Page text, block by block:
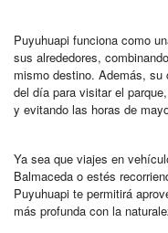
Puyuhuapi funciona como
sus alrededores,
mismo destino. Además, su
del día para visitar el
y evitando las horas de
Ya sea que viajes en
Balmaceda o estés
Puyuhuapi te permitirá
más profunda con la